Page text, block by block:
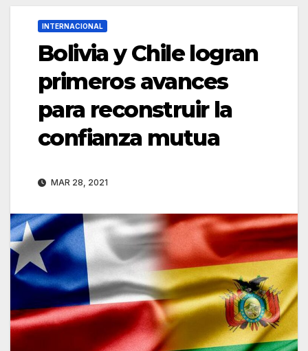
INTERNACIONAL
Bolivia y Chile logran
primeros avances
para reconstruir la
confianza mutua
MAR 28, 2021